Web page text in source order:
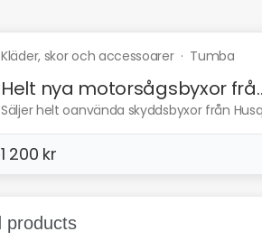
Kläder, skor och accessoarer· Tumba
Helt nya motorsågsbyxor
Säljer helt oanvända skyddsbyxor från
1 200 kr